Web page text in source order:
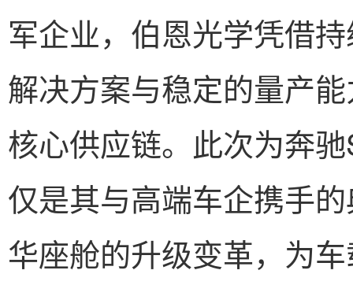
军企业，伯恩光学凭借
解决方案与稳定的量产
核心供应链。此次为奔
仅是其与高端车企携手
华座舱的升级变革，为